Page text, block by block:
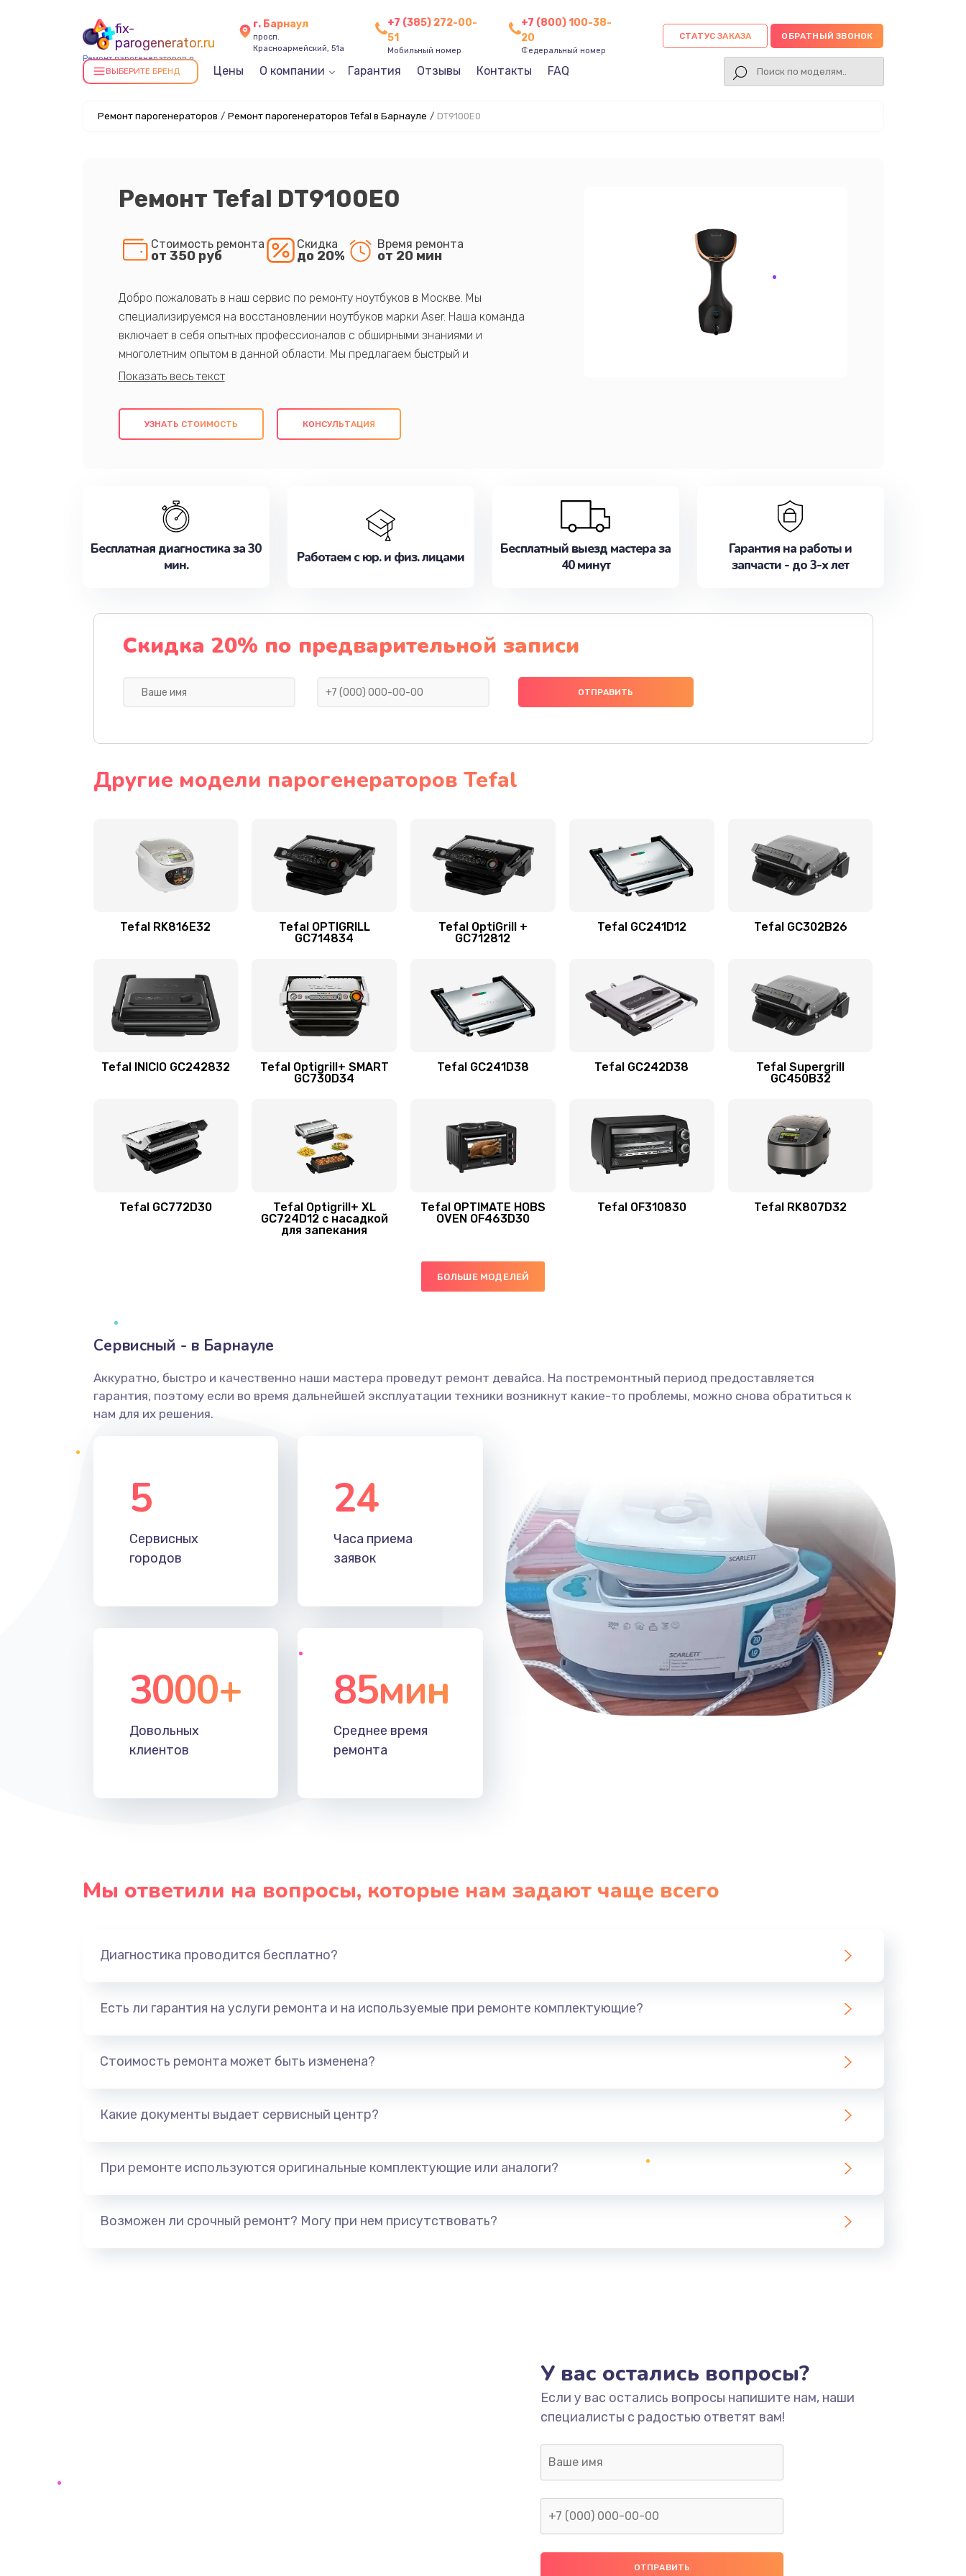
fix-
parogenerator.ru
Ремонт парогенераторов в
Барнауле
г. Барнаул
просп.
Красноармейский, 51а
+7 (385) 272-00-
51
Мобильный номер
+7 (800) 100-38-
20
Федеральный номер
СТАТУС ЗАКАЗА ОБРАТНЫЙ ЗВОНОК
ВЫБЕРИТЕ БРЕНД Цены О компании Гарантия Отзывы Контакты FAQ
Ремонт парогенераторов / Ремонт парогенераторов Tefal в Барнауле / DT9100E0
Ремонт Tefal DT9100E0
Стоимость ремонта
от 350 руб
Скидка
до 20%
Время ремонта
от 20 мин
Добро пожаловать в наш сервис по ремонту ноутбуков в Москве. Мы
специализируемся на восстановлении ноутбуков марки Aser. Наша команда
включает в себя опытных профессионалов с обширными знаниями и
многолетним опытом в данной области. Мы предлагаем быстрый и
качественный ремонт с использованием оригинальных компонентов, а также
клиентам надежное и профессиональное обслуживание, удовлетворяя их
потребности наилучшим образом. Не медлите записаться на ремонт уже
УЗНАТЬ СТОИМОСТЬ КОНСУЛЬТАЦИЯ
Бесплатная диагностика за 30
мин.
Работаем с юр. и физ. лицами
Бесплатный выезд мастера за
40 минут
Гарантия на работы и
запчасти - до 3-х лет
Скидка 20% по предварительной записи
Другие модели парогенераторов Tefal
Tefal RK816E32
Tefal OPTIGRILL
GC714834
Tefal OptiGrill +
GC712812
Tefal GC241D12 Tefal GC302B26
Tefal INICIO GC242832
Tefal Optigrill+ SMART
GC730D34
Tefal GC241D38 Tefal GC242D38
Tefal Supergrill
GC450B32
Tefal GC772D30
Tefal Optigrill+ XL
GC724D12 с насадкой
для запекания
Tefal OPTIMATE HOBS
OVEN OF463D30
Tefal OF310830 Tefal RK807D32
БОЛЬШЕ МОДЕЛЕЙ
Сервисный - в Барнауле
Аккуратно, быстро и качественно наши мастера проведут ремонт девайса. На постремонтный период предоставляется
гарантия, поэтому если во время дальнейшей эксплуатации техники возникнут какие-то проблемы, можно снова обратиться к
нам для их решения.
5
Сервисных
городов
24
Часа приема
заявок
3000+
Довольных
клиентов
85мин
Среднее время
ремонта
Мы ответили на вопросы, которые нам задают чаще всего
Диагностика проводится бесплатно?
Есть ли гарантия на услуги ремонта и на используемые при ремонте комплектующие?
Стоимость ремонта может быть изменена?
Какие документы выдает сервисный центр?
При ремонте используются оригинальные комплектующие или аналоги?
Возможен ли срочный ремонт? Могу при нем присутствовать?
У вас остались вопросы?
Если у вас остались вопросы напишите нам, наши
специалисты с радостью ответят вам!